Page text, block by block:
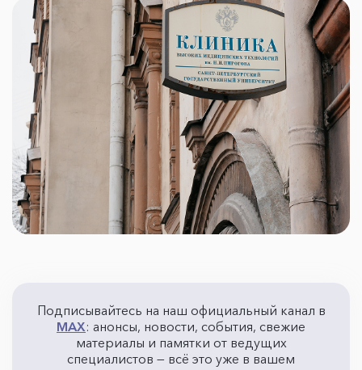
Подписывайтесь на наш официальный канал в
MAX: анонсы, новости, события, свежие
материалы и памятки от ведущих
специалистов — всё это уже в вашем